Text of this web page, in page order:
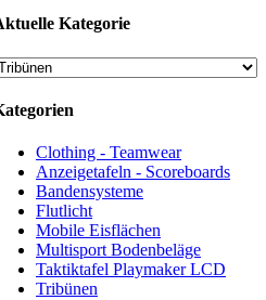
Kategorie
Clothing - Teamwear
Anzeigetafeln - Scoreboards
Bandensysteme
Flutlicht
Mobile Eisflächen
Multisport Bodenbeläge
Taktiktafel Playmaker LCD
Tribünen